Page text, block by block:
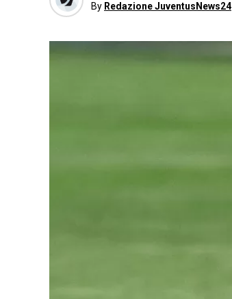
By Redazione JuventusNews24